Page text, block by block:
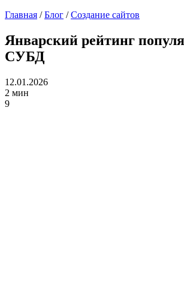
Главная /Блог /Создание сайтов
Январский рейтинг
СУБД
12.01.2026
2 мин
9